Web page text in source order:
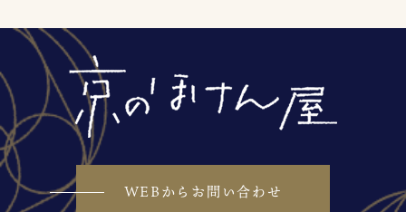
WEBからお問い合わせ